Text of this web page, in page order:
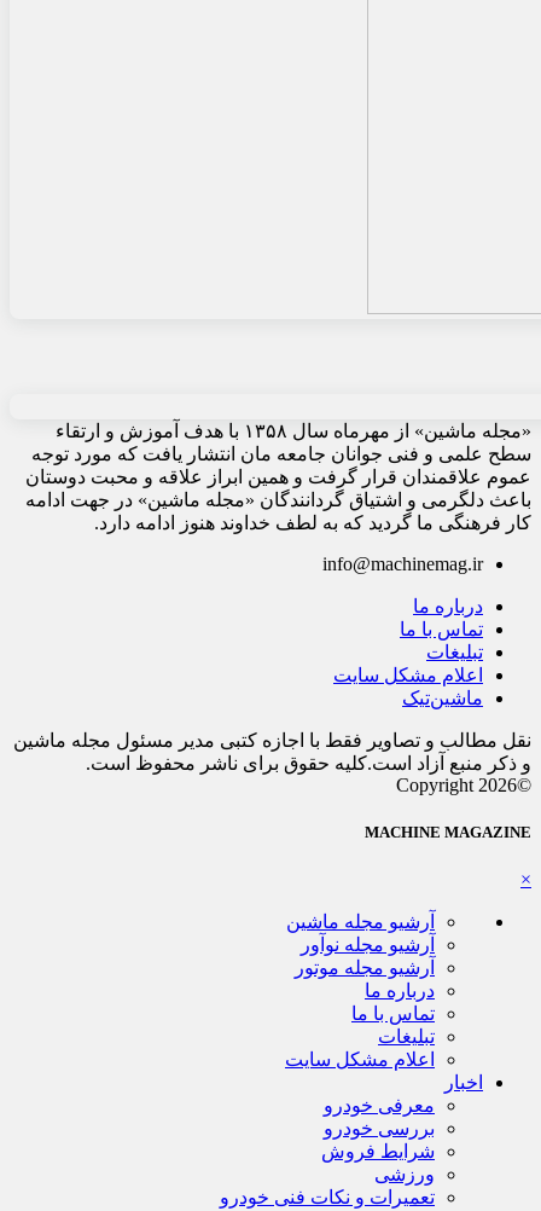
«مجله ماشین» از مهرماه سال ۱۳۵۸ با هدف آموزش و ارتقاء
سطح علمی و فنی جوانان جامعه مان انتشار یافت که مورد توجه
عموم علاقمندان قرار گرفت و همین ابراز علاقه و محبت دوستان
باعث دلگرمی و اشتیاق گردانندگان «مجله ماشین» در جهت ادامه
کار فرهنگی ما گردید که به لطف خداوند هنوز ادامه دارد.
info@machinemag.ir
درباره ما
تماس با ما
تبلیغات
اعلام مشکل سایت
ماشین‌تیک
نقل مطالب و تصاویر فقط با اجازه کتبی مدیر مسئول مجله ماشین
و ذکر منبع آزاد است.کلیه حقوق برای ناشر محفوظ است.
©Copyright 2026
MACHINE MAGAZINE
×
آرشیو مجله ماشین
آرشیو مجله نوآور
آرشیو مجله موتور
درباره ما
تماس با ما
تبلیغات
اعلام مشکل سایت
اخبار
معرفی خودرو
بررسی خودرو
شرایط فروش
ورزشی
تعمیرات و نکات فنی خودرو